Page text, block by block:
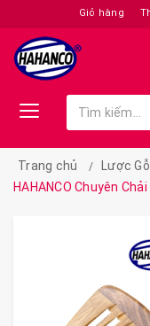
Giỏ hàng
Trang chủ Lược Gỗ
HAHANCO Chuyên